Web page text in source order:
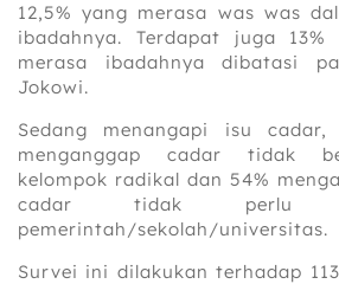
12,5% yang merasa was was
ibadahnya. Terdapat juga 13%
merasa ibadahnya dibatasi
Jokowi.
Sedang menangapi isu cadar,
menganggap cadar tidak
kelompok radikal dan 54%
cadar tidak perlu
pemerintah/sekolah/universitas.
Survei ini dilakukan terhadap